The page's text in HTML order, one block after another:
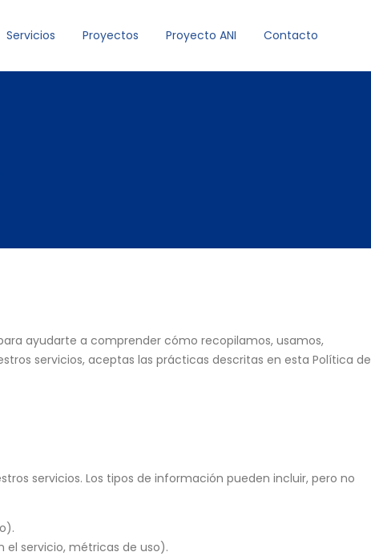
Servicios Proyectos Proyecto ANI Contacto
ayudarte a comprender cómo recopilamos, usamos,
servicios, aceptas las prácticas descritas en esta Política de
servicios. Los tipos de información pueden incluir, pero no
servicio, métricas de uso).